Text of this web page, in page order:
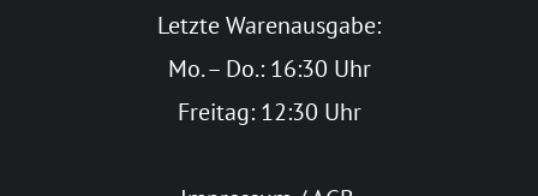
Letzte Warenausgabe:
Mo. – Do.: 16:30 Uhr
Freitag: 12:30 Uhr